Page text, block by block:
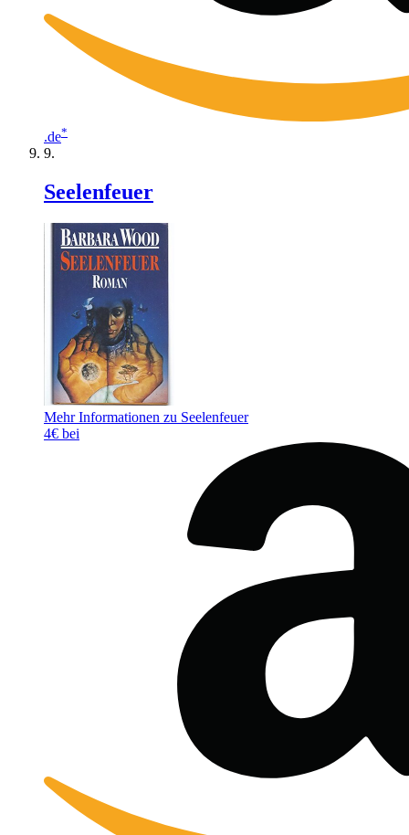
.de*
Seelenfeuer
Mehr Informationen zu Seelenfeuer
4€ bei